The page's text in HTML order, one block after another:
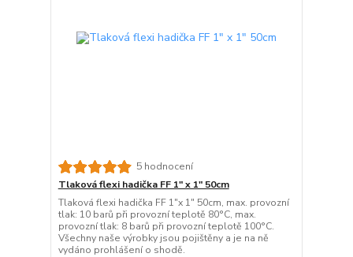
5 hodnocení
Tlaková flexi hadička FF 1" x 1" 50cm
Tlaková flexi hadička FF 1"x 1" 50cm, max. provozní
tlak: 10 barů při provozní teplotě 80°C, max.
provozní tlak: 8 barů při provozní teplotě 100°C.
Všechny naše výrobky jsou pojištěny a je na ně
vydáno prohlášení o shodě.